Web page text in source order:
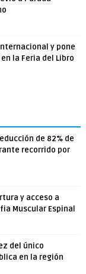
y pone
la Feria del Libro
de 82% de
recorrido por
y acceso a
Muscular Espinal
del único
en la región